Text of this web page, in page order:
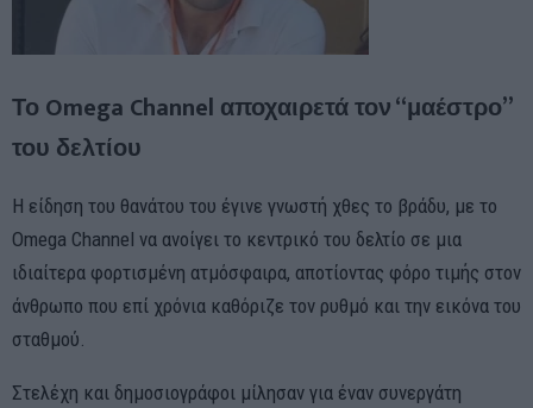
Το Omega Channel αποχαιρετά τον “μαέστρο”
του δελτίου
Η είδηση του θανάτου του έγινε γνωστή χθες το βράδυ, με το
Omega Channel να ανοίγει το κεντρικό του δελτίο σε μια
ιδιαίτερα φορτισμένη ατμόσφαιρα, αποτίοντας φόρο τιμής στον
άνθρωπο που επί χρόνια καθόριζε τον ρυθμό και την εικόνα του
σταθμού.
Στελέχη και δημοσιογράφοι μίλησαν για έναν συνεργάτη